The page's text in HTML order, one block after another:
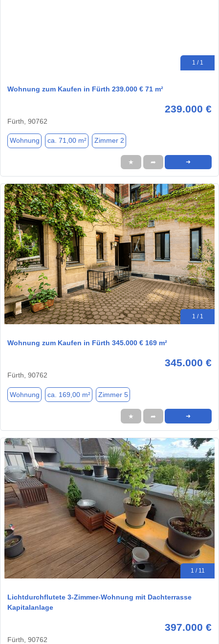
1 / 1
Wohnung zum Kaufen in Fürth 239.000 € 71 m²
239.000 €
Fürth, 90762
Wohnung ca. 71,00 m² Zimmer 2
★ ➦ ➜
1 / 1
Wohnung zum Kaufen in Fürth 345.000 € 169 m²
345.000 €
Fürth, 90762
Wohnung ca. 169,00 m² Zimmer 5
★ ➦ ➜
1 / 11
Lichtdurchflutete 3-Zimmer-Wohnung mit Dachterrasse
Kapitalanlage
397.000 €
Fürth, 90762